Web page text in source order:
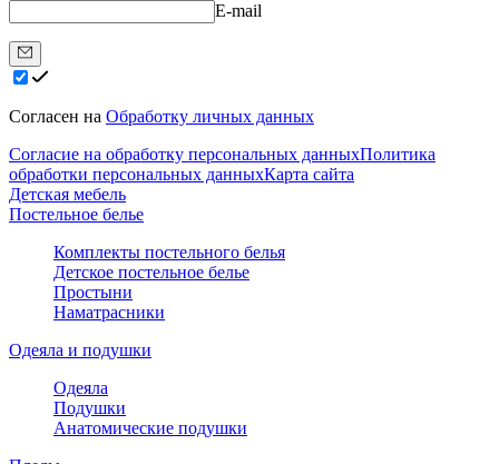
E-mail
Согласен на Обработку личных данных
Согласие на обработку персональных данныхПолитика
обработки персональных данныхКарта сайта
Детская мебель
Постельное белье
Комплекты постельного белья
Детское постельное белье
Простыни
Наматрасники
Одеяла и подушки
Одеяла
Подушки
Анатомические подушки